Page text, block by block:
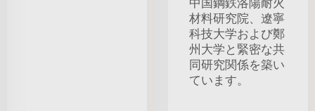
材料研究院、遼寧
科技大学および鄭
州大学と緊密な共
同研究関係を築い
ています。